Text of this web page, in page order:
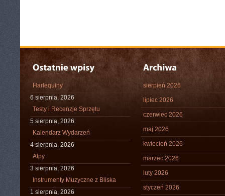
Harlequiny
6 sierpnia, 2026
Testy i Recenzje Sprzętu
5 sierpnia, 2026
Kalendarz Wydarzeń
4 sierpnia, 2026
Alpy
3 sierpnia, 2026
Instrumenty Muzyczne z Bliska
1 sierpnia, 2026
sierpień 2026
lipiec 2026
czerwiec 2026
maj 2026
kwiecień 2026
marzec 2026
luty 2026
styczeń 2026